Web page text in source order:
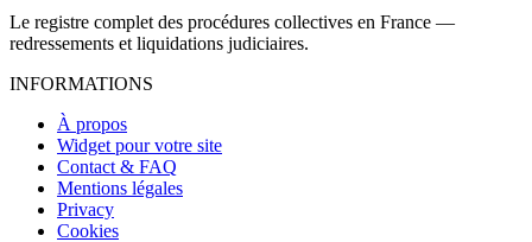
Le registre complet des procédures collectives en France —
redressements et liquidations judiciaires.
INFORMATIONS
À propos
Widget pour votre site
Contact & FAQ
Mentions légales
Privacy
Cookies